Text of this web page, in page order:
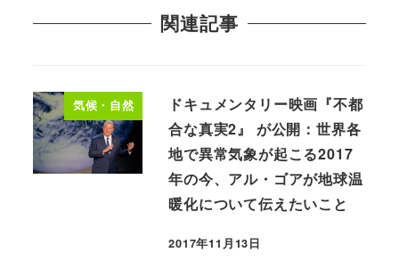
関連記事
気候・自然
ドキュメンタリー映画『不都
合な真実2』 が公開：世界各
地で異常気象が起こる2017
年の今、アル・ゴアが地球温
暖化について伝えたいこと
2017年11月13日